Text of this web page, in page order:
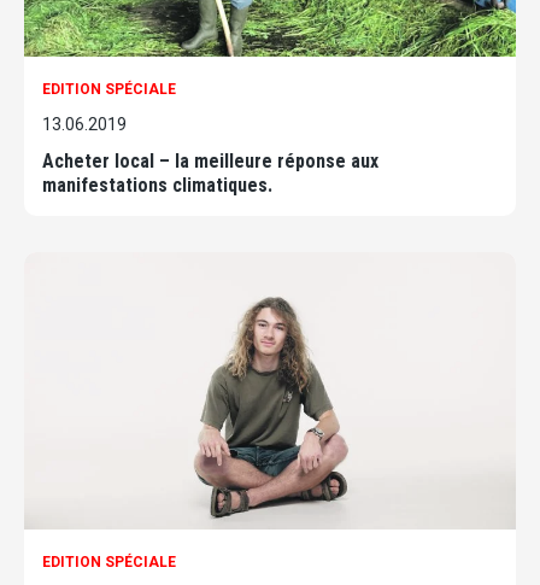
EDITION SPÉCIALE
13.06.2019
Acheter local – la meilleure réponse aux
manifestations climatiques.
EDITION SPÉCIALE